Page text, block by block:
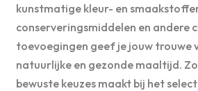
kunstmatige kleur- en
conserveringsmiddelen en andere
toevoegingen geef je jouw trouwe
natuurlijke en gezonde maaltijd.
bewuste keuzes maakt bij het